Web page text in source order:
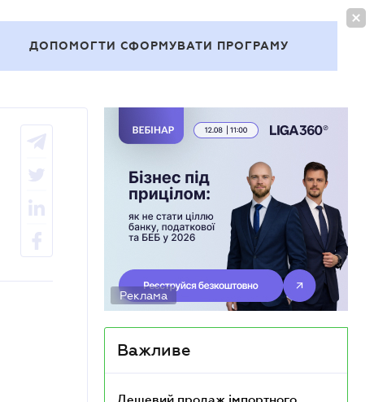
ДОПОМОГТИ СФОРМУВАТИ ПРОГРАМУ
Реклама
Важливе
Дешевий продаж імпортного